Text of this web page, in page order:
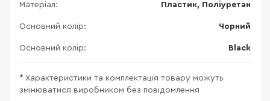
Матеріал: Пластик, Поліуретан
Основний колір: Чорний
Основний колір: Black
* Характеристики та комплектація товару можуть
змінюватися виробником без повідомлення